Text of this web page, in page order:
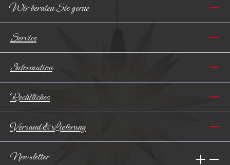
Wir beraten Sie gerne
Service
Information
Rechtliches
Versand & Lieferung
Newsletter